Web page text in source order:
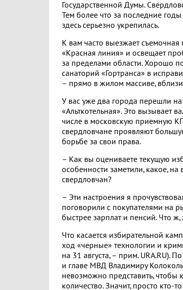
Государственной Думы.
Тем более что за последние
здесь серьезно укрепилась.
К вам часто выезжает съемочная
«Красная линия» и освещает
за пределами области. Хорошо
санаторий «Гортранса» в
– прямо в жилом массиве,
У вас уже два города перешли
«Альткотельная». Это вызывает
числе в московскую приемную
свердловчане проявляют
борьбе за свои права.
– Как вы оцениваете текущую
особенности заметили, какое, на
свердловчан?
– Эти настроения я
поговорили с покупателями на
быстрее зарплат и пенсий. Что
Что касается избирательной
ход «черные» технологии и
на 31 августа, – прим. URA.RU).
и главе МВД Владимиру
невозможно представить, чтобы
количество. Значит, просто кто-